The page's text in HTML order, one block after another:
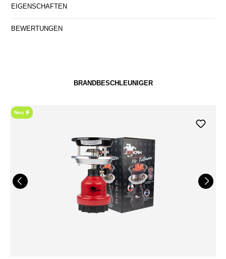
EIGENSCHAFTEN
BEWERTUNGEN
BRANDBESCHLEUNIGER
Neu